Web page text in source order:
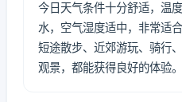
今日天气条件十分舒适，温
水，空气湿度适中，非常适
短途散步、近郊游玩、骑行
观景，都能获得良好的体验。